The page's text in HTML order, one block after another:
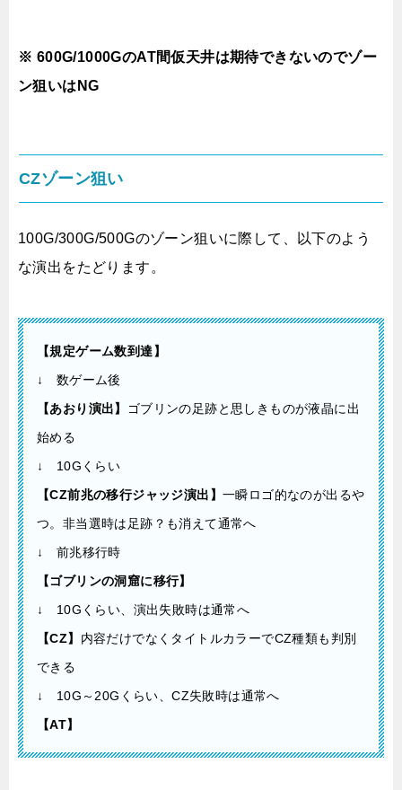
※ 600G/1000GのAT間仮天井は期待できないのでゾー
ン狙いはNG
CZゾーン狙い
100G/300G/500Gのゾーン狙いに際して、以下のよう
な演出をたどります。
【規定ゲーム数到達】
↓ 数ゲーム後
【あおり演出】
ゴブリンの足跡と思しきものが液晶に出
始める
↓ 10Gくらい
【CZ前兆の移行ジャッジ演出】 一瞬ロゴ的なのが出るや
つ。非当選時は足跡？も消えて通常へ
↓ 前兆移行時
【ゴブリンの洞窟に移行】
↓ 10Gくらい、演出失敗時は通常へ
【CZ】 内容だけでなくタイトルカラーでCZ種類も判別
できる
↓ 10G～20Gくらい、CZ失敗時は通常へ
【AT】